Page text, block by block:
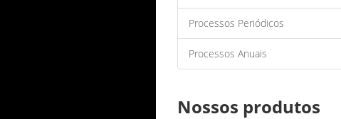
Processos Periódicos
Processos Anuais
Nossos produtos